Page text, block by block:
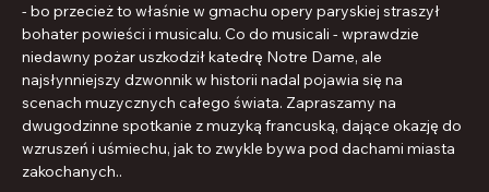
- bo przecież to właśnie w gmachu opery paryskiej straszył
bohater powieści i musicalu. Co do musicali - wprawdzie
niedawny pożar uszkodził katedrę Notre Dame, ale
najsłynniejszy dzwonnik w historii nadal pojawia się na
scenach muzycznych całego świata. Zapraszamy na
dwugodzinne spotkanie z muzyką francuską, dające okazję do
wzruszeń i uśmiechu, jak to zwykle bywa pod dachami miasta
zakochanych..